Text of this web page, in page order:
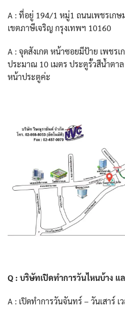
A : ที่อยู่ 194/1 หมู่1 ถนนเพชรเกษ
เขตภาษีเจริญ กรุงเทพฯ 10160
A : จุดสังเกต หน้าซอยมีป้าย เพชรเ
ประมาณ 10 เมตร ประตูรั้วสีน้ำตา
หน้าประตูค่ะ
Q : บริษัทเปิดทำการวันไหนบ้าง แล
A : เปิดทำการวันจันทร์ – วันเสาร์